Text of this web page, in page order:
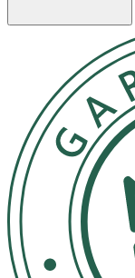
· Byxblöjor för
· Mjuka och
· Andningsbar
· Absorberande
· Pålitligt
· Våtindikator
· Certifierade